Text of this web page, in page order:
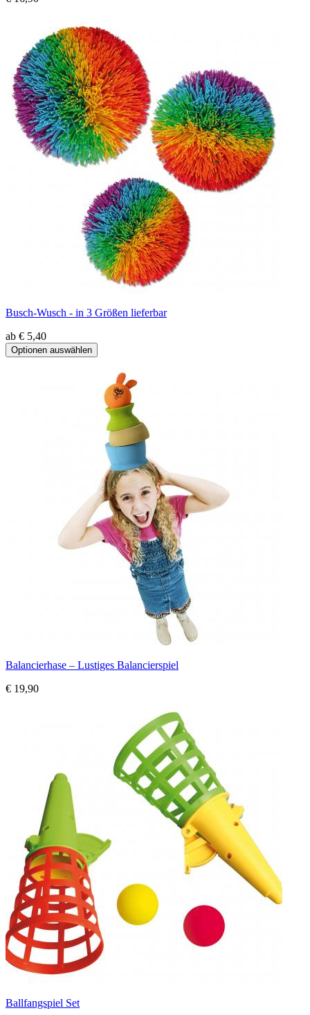
Busch-Wusch - in 3 Größen lieferbar
ab € 5,40
Balancierhase – Lustiges Balancierspiel
€ 19,90
Ballfangspiel Set